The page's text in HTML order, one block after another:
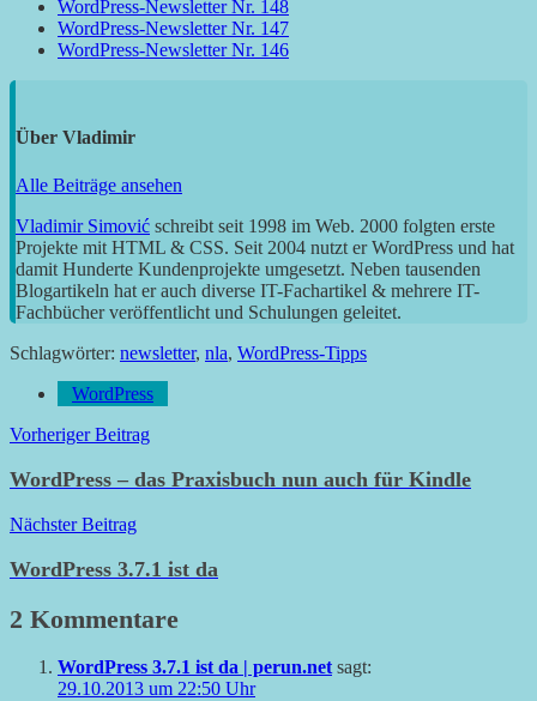
WordPress-Newsletter Nr. 148
WordPress-Newsletter Nr. 147
WordPress-Newsletter Nr. 146
Über Vladimir
Alle Beiträge ansehen
Vladimir Simović schreibt seit 1998 im Web. 2000 folgten erste
Projekte mit HTML & CSS. Seit 2004 nutzt er WordPress und hat
damit Hunderte Kundenprojekte umgesetzt. Neben tausenden
Blogartikeln hat er auch diverse IT-Fachartikel & mehrere IT-
Fachbücher veröffentlicht und Schulungen geleitet.
Schlagwörter: newsletter, nla, WordPress-Tipps
WordPress
Beitragsnavigation
Vorheriger Beitrag
WordPress – das Praxisbuch nun auch für Kindle
Nächster Beitrag
WordPress 3.7.1 ist da
2 Kommentare
WordPress 3.7.1 ist da | perun.net sagt:
29.10.2013 um 22:50 Uhr